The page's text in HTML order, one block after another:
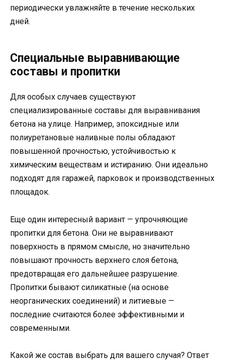
периодически увлажняйте в течение нескольких
дней.
Специальные выравнивающие
составы и пропитки
Для особых случаев существуют
специализированные составы для выравнивания
бетона на улице. Например, эпоксидные или
полиуретановые наливные полы обладают
повышенной прочностью, устойчивостью к
химическим веществам и истиранию. Они идеально
подходят для гаражей, парковок и производственных
площадок.
Еще один интересный вариант — упрочняющие
пропитки для бетона. Они не выравнивают
поверхность в прямом смысле, но значительно
повышают прочность верхнего слоя бетона,
предотвращая его дальнейшее разрушение.
Пропитки бывают силикатные (на основе
неорганических соединений) и литиевые —
последние считаются более эффективными и
современными.
Какой же состав выбрать для вашего случая? Ответ